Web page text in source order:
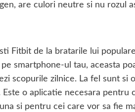
are culori neutre si nu rozul
Fitbit de la bratarile lui
smartphone-ul tau, aceasta
scopurile zilnice. La fel sunt si
o aplicatie necesara pentru
si pentru cei care vor sa fie